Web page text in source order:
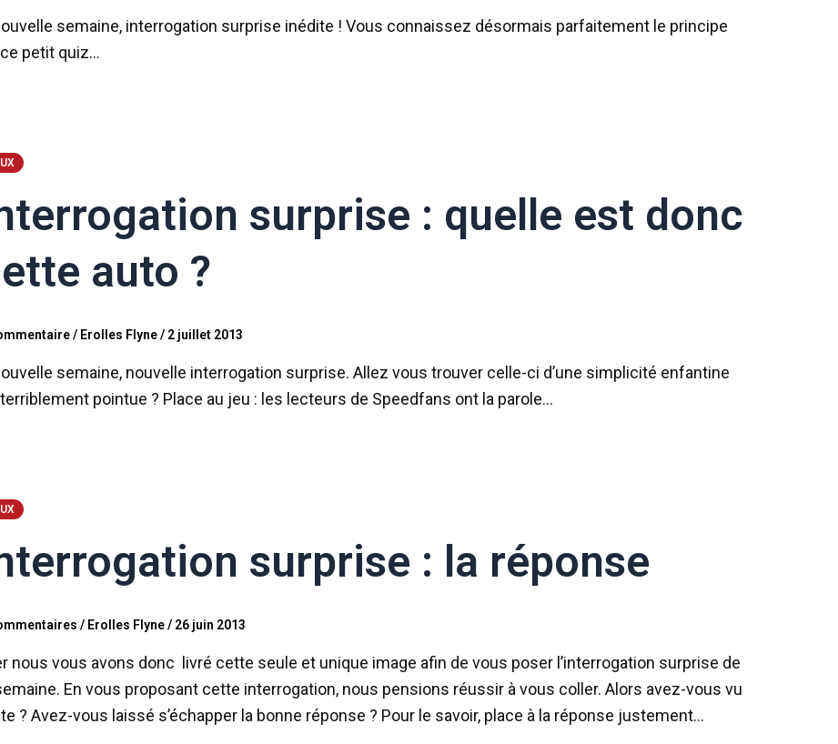
semaine, interrogation surprise inédite ! Vous connaissez désormais parfaitement le principe
petit quiz…
surprise : quelle est donc
auto ?
/ Erolles Flyne/ 2 juillet 2013
semaine, nouvelle interrogation surprise. Allez vous trouver celle-ci d’une simplicité enfantine
pointue ? Place au jeu : les lecteurs de Speedfans ont la parole…
surprise : la réponse
/ Erolles Flyne/ 26 juin 2013
nous vous avons donc livré cette seule et unique image afin de vous poser l’interrogation surprise de
En vous proposant cette interrogation, nous pensions réussir à vous coller. Alors avez-vous vu
? Avez-vous laissé s’échapper la bonne réponse ? Pour le savoir, place à la réponse justement…